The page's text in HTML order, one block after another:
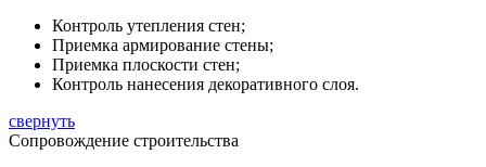
Контроль утепления стен;
Приемка армирование стены;
Приемка плоскости стен;
Контроль нанесения декоративного слоя.
свернуть
Сопровождение строительства